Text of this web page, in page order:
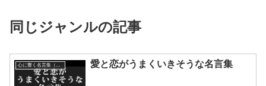
同じジャンルの記事
心に響く名言集（動画） 愛と恋がうまくいきそうな名言集